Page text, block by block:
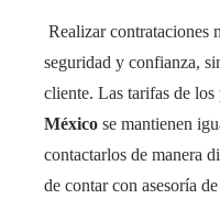
Realizar contrataciones
seguridad y confianza,
cliente. Las tarifas de los
México se mantienen
contactarlos de manera
de contar con asesoría